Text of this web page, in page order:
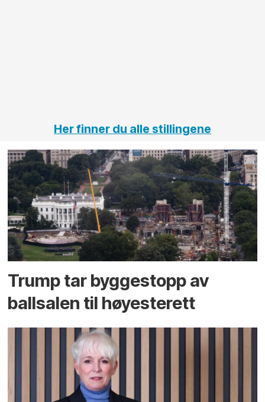
Her finner du alle stillingene
Trump tar byggestopp av
ballsalen til høyesterett